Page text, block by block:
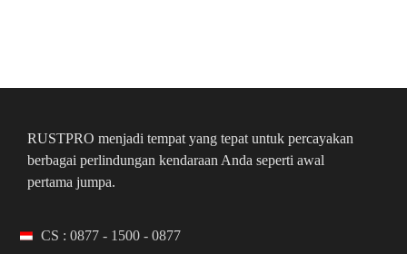
RUSTPRO menjadi tempat yang tepat untuk percayakan
berbagai perlindungan kendaraan Anda seperti awal
pertama jumpa.
CS : 0877 - 1500 - 0877